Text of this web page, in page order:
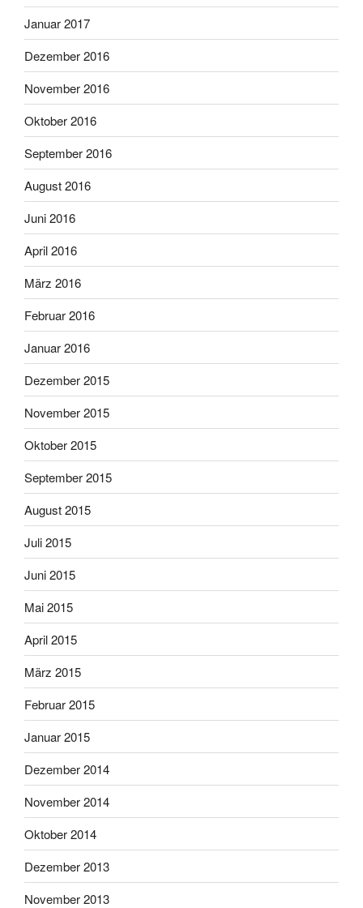
Januar 2017
Dezember 2016
November 2016
Oktober 2016
September 2016
August 2016
Juni 2016
April 2016
März 2016
Februar 2016
Januar 2016
Dezember 2015
November 2015
Oktober 2015
September 2015
August 2015
Juli 2015
Juni 2015
Mai 2015
April 2015
März 2015
Februar 2015
Januar 2015
Dezember 2014
November 2014
Oktober 2014
Dezember 2013
November 2013